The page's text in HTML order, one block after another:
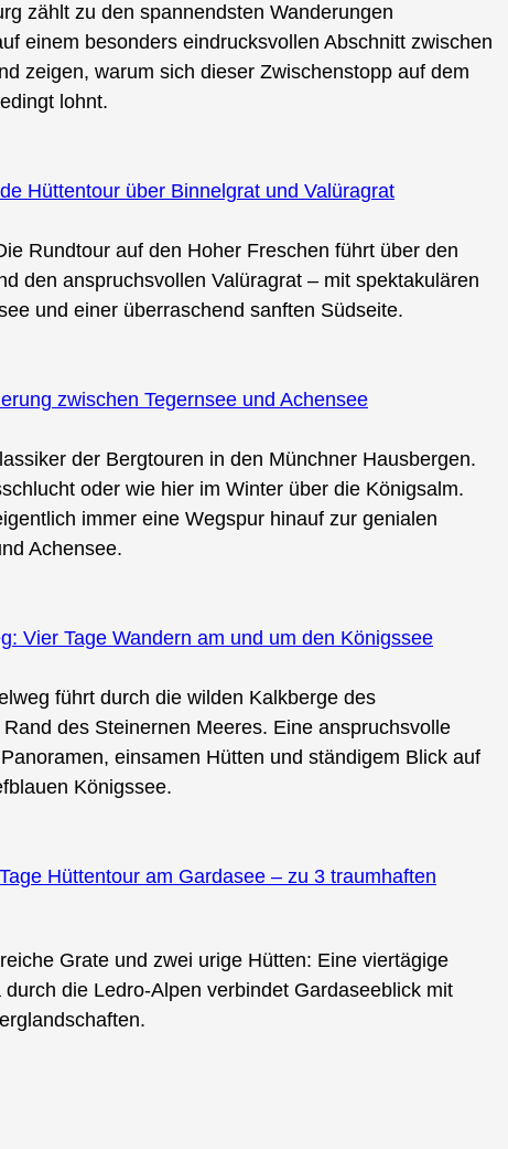
zählt zu den spannendsten Wanderungen
einem besonders eindrucksvollen Abschnitt zwischen
zeigen, warum sich dieser Zwischenstopp auf dem
lohnt.
Hüttentour über Binnelgrat und Valüragrat
Rundtour auf den Hoher Freschen führt über den
den anspruchsvollen Valüragrat – mit spektakulären
und einer überraschend sanften Südseite.
zwischen Tegernsee und Achensee
der Bergtouren in den Münchner Hausbergen.
oder wie hier im Winter über die Königsalm.
immer eine Wegspur hinauf zur genialen
Achensee.
Vier Tage Wandern am und um den Königssee
führt durch die wilden Kalkberge des
des Steinernen Meeres. Eine anspruchsvolle
einsamen Hütten und ständigem Blick auf
Königssee.
Hüttentour am Gardasee – zu 3 traumhaften
Grate und zwei urige Hütten: Eine viertägige
die Ledro-Alpen verbindet Gardaseeblick mit